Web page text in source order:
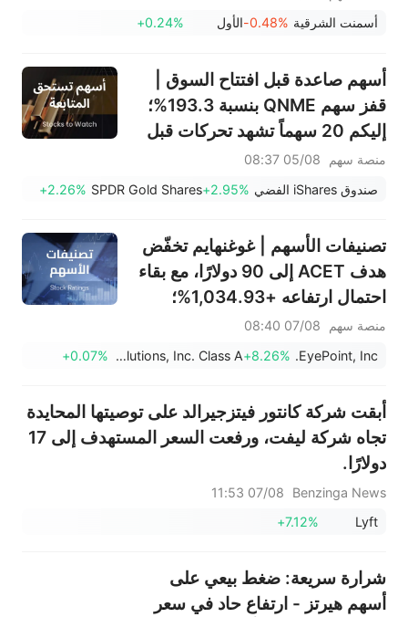
سانديسك/سناب/إيه إم دي؛ بيانات
لشهر يوليو في دائرة الضوء
أسمنت الشرقية -0.48%الأول +0.24%
أسهم صاعدة قبل افتتاح السوق |
قفز سهم QNME بنسبة 193.3%؛
إليكم 20 سهماً تشهد تحركات قبل
افتتاح السوق (4 أغسطس)
منصة سهم
05/08 08:37
صندوق iShares الفضي
+2.95%
SPDR Gold Shares
+2.26%
تصنيفات الأسهم | غوغنهايم تخفّض
هدف ACET إلى 90 دولارًا، مع بقاء
احتمال ارتفاعه +1,034.93%؛
2,100 دولار
منصة سهم
07/08 08:40
EyePoint, Inc.
+8.26%
Figure Technology Solutions, Inc. Class A
+0.07%
أبقت شركة كانتور فيتزجيرالد على توصيتها المحايدة
تجاه شركة ليفت، ورفعت السعر المستهدف إلى 17
دولارًا.
Benzinga News
07/08 11:53
Lyft
+7.12%
شرارة سريعة: ضغط بيعي على
أسهم هيرتز - ارتفاع حاد في سعر